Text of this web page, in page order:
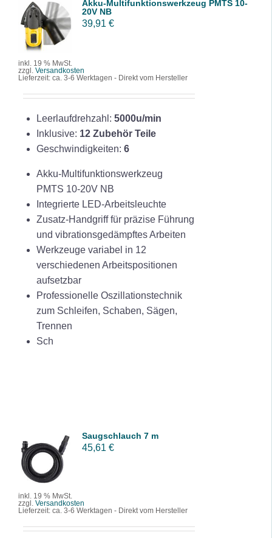
IN DEN
WARENK
ORB
/
DETAILS
Akku-Multifunktionswerkzeug PMTS 10-
20V NB
39,91 €
inkl. 19 % MwSt.
zzgl. Versandkosten
Lieferzeit: ca. 3-6 Werktagen - Direkt vom Hersteller
Leerlaufdrehzahl:5000u/min
Inklusive: 12 Zubehör Teile
Geschwindigkeiten:6
Akku-Multifunktionswerkzeug
PMTS 10-20V NB
Integrierte LED-Arbeitsleuchte
Zusatz-Handgriff für präzise Führung
und vibrationsgedämpftes Arbeiten
Werkzeuge variabel in 12
verschiedenen Arbeitspositionen
aufsetzbar
Professionelle Oszillationstechnik
zum Schleifen, Schaben, Sägen,
Trennen
Sch
IN DEN
WARENK
ORB
/
DETAILS
Saugschlauch 7 m
45,61 €
inkl. 19 % MwSt.
zzgl. Versandkosten
Lieferzeit: ca. 3-6 Werktagen - Direkt vom Hersteller